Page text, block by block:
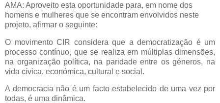
AMA: Aproveito esta oportunidade para, em nome dos
homens e mulheres que se encontram envolvidos neste
projeto, afirmar o seguinte:
O movimento CIR considera que a democratização é um
processo contínuo, que se realiza em múltiplas dimensões,
na organização política, na paridade entre os géneros, na
vida cívica, económica, cultural e social.
A democracia não é um facto estabelecido de uma vez por
todas, é uma dinâmica.